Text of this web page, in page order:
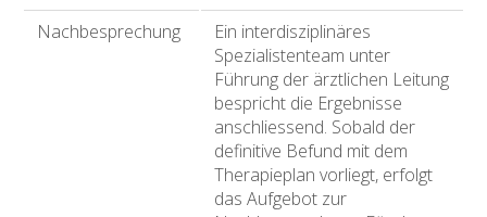
Nachbesprechung
Ein interdisziplinäres
Spezialistenteam unter
Führung der ärztlichen Leitung
bespricht die Ergebnisse
anschliessend. Sobald der
definitive Befund mit dem
Therapieplan vorliegt, erfolgt
das Aufgebot zur